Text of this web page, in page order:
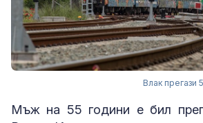
Влак
Мъж на 55 години е бил